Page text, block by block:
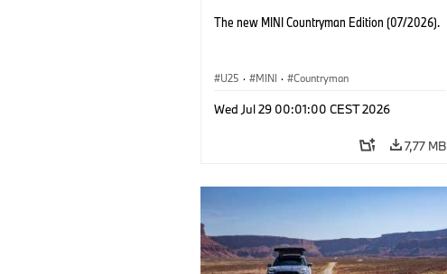
The new MINI Countryman Edition (07/2026).
U25 · MINI · Countryman
Wed Jul 29 00:01:00 CEST 2026
7,77 MB